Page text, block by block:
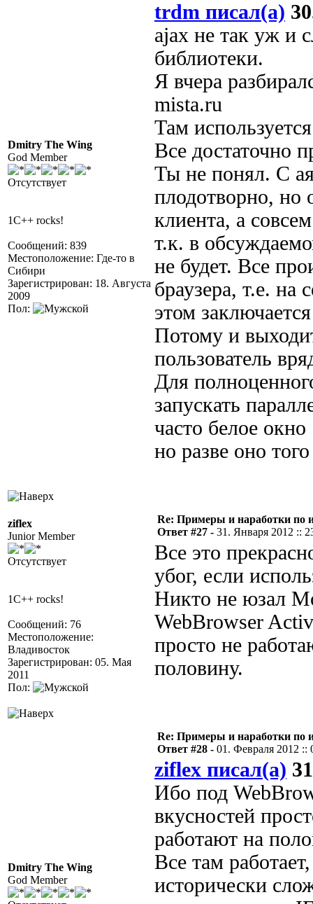
Dmitry The Wing
God Member
Отсутствует
1C++ rocks!
Сообщений: 839
Местоположение: Где-то в
Сибири
Зарегистрирован: 18. Августа
2009
Пол:
trdm писал(а)
ajax не так уж и
библиотеки.
Я вчера
mista.ru
Там
Все достаточно
Ты не понял. C
плодотворно, но
клиента, а
т.к. в
не будет. Все
браузера, т.е. на
этом
Потому и
пользователь
Для
запускать
часто белое
но разве оно
ziflex
Junior Member
Отсутствует
1C++ rocks!
Сообщений: 76
Местоположение:
Владивосток
Зарегистрирован: 05. Мая
2011
Пол:
Re: Примеры и наработки по
Ответ #27 - 31. Января 2012 ::
Все это
убог, если
Никто не юзал
WebBrowser
просто не
половину.
Dmitry The Wing
God Member
Re: Примеры и наработки по
Ответ #28 - 01. Февраля 2012 ::
ziflex писал(а)
Ибо под
вкусностей
работают на
Все там
исторически